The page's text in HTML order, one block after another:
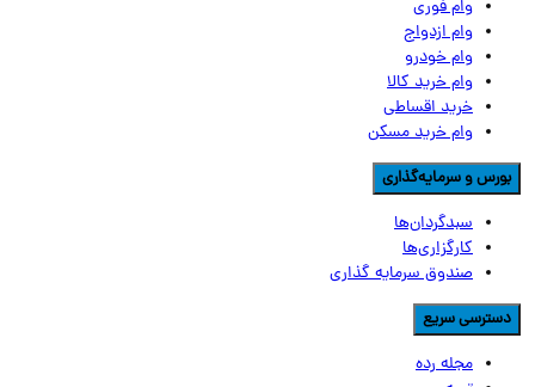
وام فوری
وام ازدواج
وام خودرو
وام خرید کالا
خرید اقساطی
وام خرید مسکن
و سرمایه‌گذاری
سبدگردان‌ها
کارگزاری‌ها
صندوق سرمایه گذاری
سریع
مجله رده